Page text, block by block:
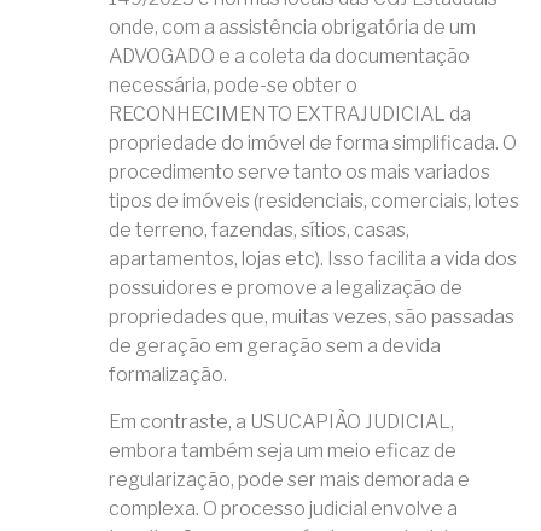
onde, com a assistência obrigatória de um
ADVOGADO e a coleta da documentação
necessária, pode-se obter o
RECONHECIMENTO EXTRAJUDICIAL da
propriedade do imóvel de forma simplificada. O
procedimento serve tanto os mais variados
tipos de imóveis (residenciais, comerciais, lotes
de terreno, fazendas, sítios, casas,
apartamentos, lojas etc). Isso facilita a vida dos
possuidores e promove a legalização de
propriedades que, muitas vezes, são passadas
de geração em geração sem a devida
formalização.
Em contraste, a USUCAPIÃO JUDICIAL,
embora também seja um meio eficaz de
regularização, pode ser mais demorada e
complexa. O processo judicial envolve a